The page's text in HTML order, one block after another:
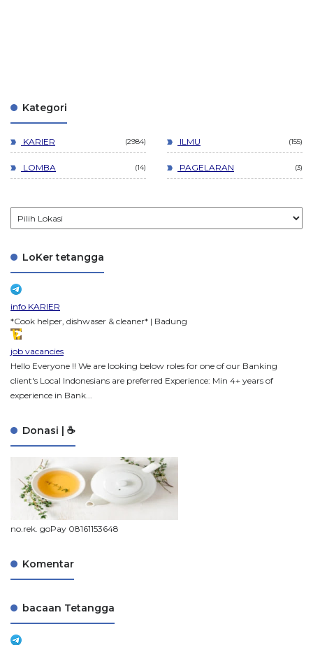
Kategori
KARIER 2984 ILMU 155
LOMBA 14 PAGELARAN 3
LoKer tetangga
info KARIER
*Cook helper, dishwaser & cleaner* | Badung
job vacancies
Hello Everyone !! We are looking below roles for one of our Banking
client's Local Indonesians are preferred Experience: Min 4+ years of
experience in Bank...
Donasi | ☕
no.rek. goPay 08161153648
Komentar
bacaan Tetangga